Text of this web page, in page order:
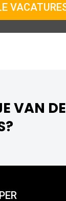
VAN